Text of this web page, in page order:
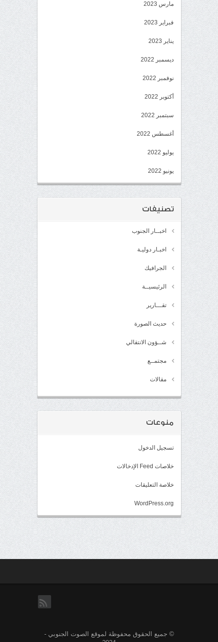
مارس 2023
فبراير 2023
يناير 2023
ديسمبر 2022
نوفمبر 2022
أكتوبر 2022
سبتمبر 2022
أغسطس 2022
يوليو 2022
يونيو 2022
تصنيفات
اخبــار الجنوب
اخبـار دوليـة
الجرافيك
الرئيسيــة
تقـــارير
حديث الصورة
شــؤون الانتقالي
مجتمــع
مقالات
منوعات
تسجيل الدخول
خلاصات Feed الإدخالات
خلاصة التعليقات
WordPress.org
© جميع الحقوق محفوظة لموقع الصوت الجنوبي -